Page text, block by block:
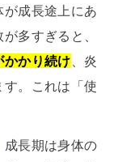
が成長途上にあ
多すぎると、
かかり続け 、炎
。これは「使
成長期は身体の